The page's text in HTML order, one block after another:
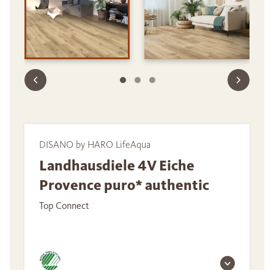
DISANO by HARO LifeAqua
Landhausdiele 4V Eiche
Provence puro* authentic
Top Connect